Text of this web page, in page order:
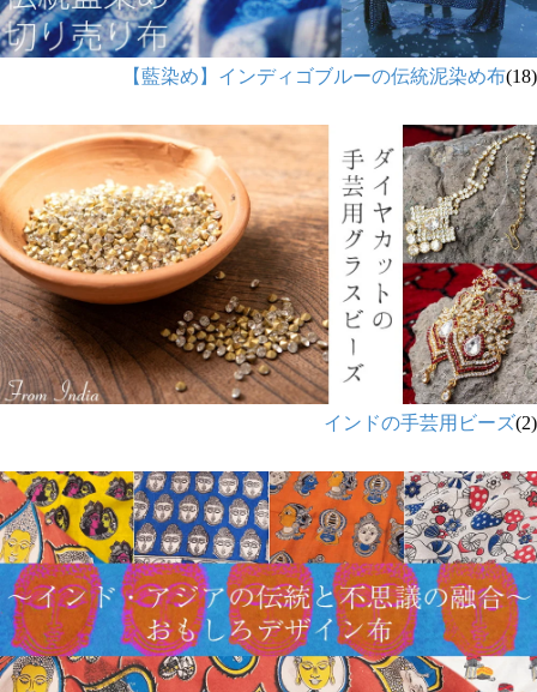
【藍染め】インディゴブルーの伝統泥染め布(18)
インドの手芸用ビーズ(2)